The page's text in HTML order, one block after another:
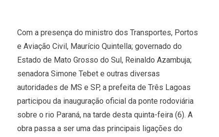
Com a presença do ministro dos Transportes, Portos
e Aviação Civil, Maurício Quintella; governado do
Estado de Mato Grosso do Sul, Reinaldo Azambuja;
senadora Simone Tebet e outras diversas
autoridades de MS e SP, a prefeita de Três Lagoas
participou da inauguração oficial da ponte rodoviária
sobre o rio Paraná, na tarde desta quinta-feira (6). A
obra passa a ser uma das principais ligações do